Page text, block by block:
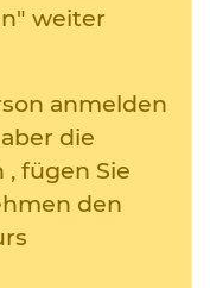
weiter
anmelden
die
fügen Sie
den